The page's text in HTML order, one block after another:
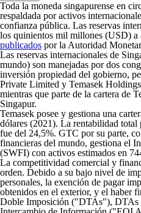
Toda la moneda singapurense en
respaldada por activos
confianza pública. Las reservas
los quinientos mil millones (USD) a
publicados por la Autoridad
Las reservas internacionales de
mundo) son manejadas por dos
inversión propiedad del gobierno,
Private Limited y Temasek
mientras que parte de la cartera de
Singapur.
Temasek posee y gestiona una
dólares (2021). La rentabilidad
fue del 24,5%. GTC por su parte,
financieras del mundo, gestiona el
(SWFI) con activos estimados en
La competitividad comercial y
orden. Debido a su bajo nivel de
personales, la exención de pagar
obtenidos en el exterior, y el haber
Doble Imposición ("DTAs"), DTAs